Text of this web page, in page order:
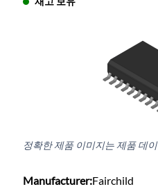
정확한 제품 이미지는 제품 데
Manufacturer:Fairchild